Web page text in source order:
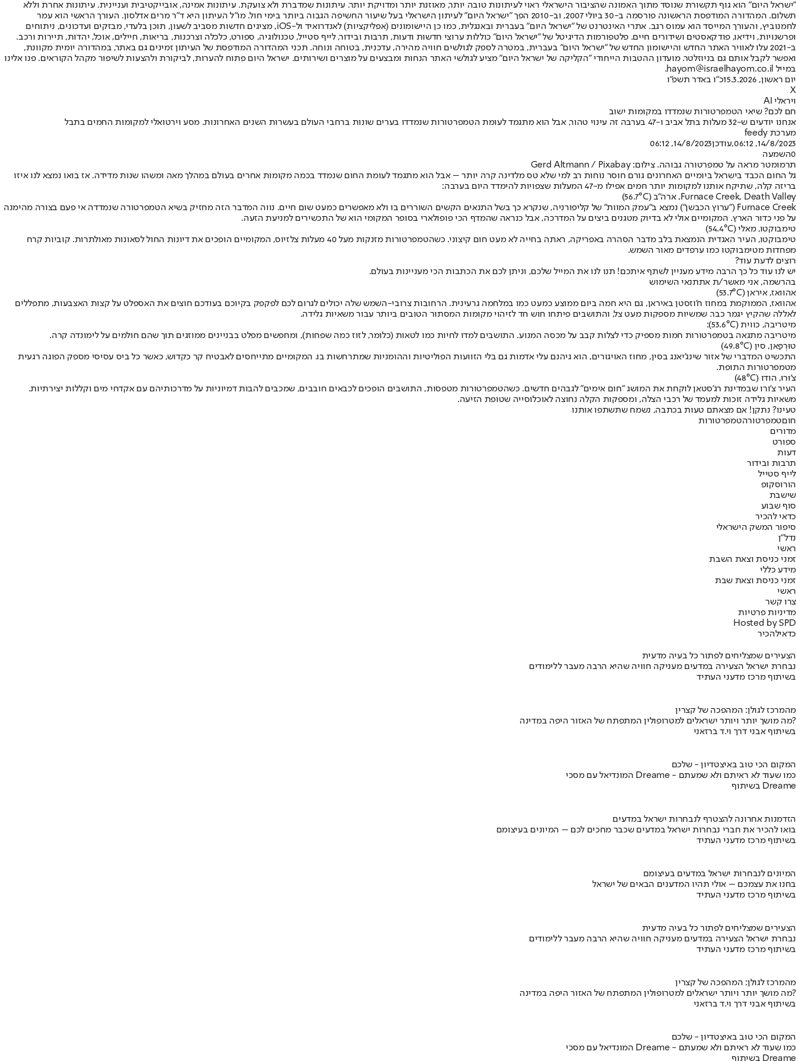
"ישראל היום" הוא גוף תקשורת שנוסד מתוך האמונה שהציבור הישראלי ראוי לעיתונות טובה יותר, מאוזנת יותר ומדויקת יותר. עיתונות שמדברת ולא צועקת. עיתונות אמינה, אובייקטיבית ועניינית. עיתונות אחרת וללא
תשלום. המהדורה המודפסת הראשונה פורסמה ב-30 ביולי 2007, וב-2010 הפך "ישראל היום" לעיתון הישראלי בעל שיעור החשיפה הגבוה ביותר בימי חול. מו"ל העיתון היא ד"ר מרים אדלסון. העורך הראשי הוא עמר
לחמנוביץ, והעורך המייסד הוא עמוס רגב. אתרי האינטרנט של "ישראל היום" בעברית ובאנגלית, כמו כן היישומונים (אפליקציות) לאנדרואיד ול-iOS, מציגים חדשות מסביב לשעון, תוכן בלעדי, מבזקים ועדכונים, ניתוחים
ופרשנויות, וידיאו, פודקאסטים ושידורים חיים. פלטפורמות הדיגיטל של "ישראל היום" כוללות ערוצי חדשות ודעות, תרבות ובידור, לייף סטייל, טכנולוגיה, ספורט, כלכלה וצרכנות, בריאות, חיילים, אוכל, יהדות, תיירות ורכב.
ב-2021 עלו לאוויר האתר החדש והיישומון החדש של "ישראל היום" בעברית, במטרה לספק לגולשים חוויה מהירה, עדכנית, בטוחה ונוחה. תכני המהדורה המודפסת של העיתון זמינים גם באתר, במהדורה יומית מקוונת,
ואפשר לקבל אותם גם בניוזלטר. מועדון ההטבות הייחודי "הקליקה של ישראל היום" מציע לגולשי האתר הנחות ומבצעים על מוצרים ושירותים. ישראל היום פתוח להערות, לביקורת ולהצעות לשיפור מקהל הקוראים. פנו אלינו
במייל hayom@israelhayom.co.il.
יום ראשון, 15.3.2026
כ"ו באדר תשפ"ו
X
ויראלי AI
חם לכם? שיאי הטמפרטורות שנמדדו במקומות ישוב
אנחנו יודעים ש-32 מעלות בתל אביב ו-47 בערבה זה עינוי טהור, אבל הוא מתגמד לעומת הטמפרטורות שנמדדו בערים שונות ברחבי העולם בעשרות השנים האחרונות. מסע וירטואלי למקומות החמים בתבל
מערכת feedy
14/8/2023, 06:12
,עודכן14/8/2023, 06:12
0השמעה
תרמומטר מראה על טמפרטורה גבוהה. צילום: Gerd Altmann / Pixabay
גל החום הכבד בישראל ביומיים האחרונים גורם חוסר נוחות רב למי שלא טס מלדינה קרה יותר – אבל הוא מתגמד לעומת החום שנמדד בכמה מקומות אחרים בעולם במהלך מאה ומשהו שנות מדידה. אז בואו נמצא לנו איזו
בריזה קלה, שתיקח אותנו למקומות יותר חמים אפילו מ-47 המעלות שצפויות להימדד היום בערבה:
Furnace Creek, Death Valley, ארה"ב (56.7°C)
Furnace Creek ("ערוץ הכבשן") נמצא ב"עמק המוות" של קליפורניה, שנקרא כך בשל התנאים הקשים השוררים בו ולא מאפשרים כמעט שום חיים. נווה המדבר הזה מחזיק בשיא הטמפרטורה שנמדדה אי פעם בצורה מהימנה
על פני כדור הארץ. המקומיים אולי לא בדיוק מטגנים ביצים על המדרכה, אבל כנראה שהמדף הכי פופולארי בסופר המקומי הוא של התכשירים למניעת הזעה.
טימבוקטו, מאלי (54.4°C)
טימבוקטו, העיר האגדית הנמצאת בלב מדבר הסהרה באפריקה, ראתה בחייה לא מעט חום קיצוני. כשהטמפרטורות מזנקות מעל 40 מעלות צלזיוס, המקומיים הופכים את דיונות החול לסאונות מאולתרות. קוביות קרח
מפחדות מטימבוקטו כמו ערפדים מאור השמש.
רוצים לדעת עוד?
יש לנו עוד כל כך הרבה מידע מעניין לשתף איתכם! תנו לנו את המייל שלכם, וניתן לכם את הכתבות הכי מעניינות בעולם.
בהרשמה, אני מאשר/ת אתתנאי השימוש
אהוואז, איראן (53.7°C)
אהוואז, הממוקמת במחוז ח'וזסטן באיראן, גם היא חמה ביום ממוצע כמעט כמו במלחמה גרעינית. הרחובות צרובי-השמש שלה יכולים לגרום לכם לפקפק בקיוכם בעודכם חוצים את האספלט על קצות האצבעות, מתפללים
לאללה שהקיץ יגמר כבר. שמשיות מספקות מעט צל, והתושבים פיתחו חוש חד לזיהוי מקומות המסתור הטובים ביותר עבור משאיות גלידה.
מיטריבה, כווית (53.6°C):
מיטריבה מתגאה בטמפרטורות חמות מספיק כדי לצלות קבב על מכסה המנוע. התושבים למדו לחיות כמו לטאות (כלומר, לזוז כמה שפחות), ומחפשים מפלט בבניינים ממוזגים תוך שהם חולמים על לימונדה קרה.
טוּרְפַּאן, סין (49.8°C)
התכשיט המדברי של אזור שינג'יאנג בסין, מחוז האויגורים, הוא גיהנם עלי אדמות גם בלי הזוועות הפוליטיות וההומניות שמתרחשות בו. המקומיים מתייחסים לאבטיח קר כקדוש, כאשר כל ביס עסיסי מספק הפוגה רגעית
מטמפרטורות התופת.
צ’וּרוּ, הודו (48°C)
העיר צ’ורו שבמדינת רג'סטאן לוקחת את המושג "חום אימים" לגבהים חדשים. כשהטמפרטורות מטפסות, התושבים הופכים לכבאים חובבים, שמכבים להבות דמיוניות על מדרכותיהם עם אקדחי מים וקללות יצירתיות.
משאיות גלידה זוכות למעמד של רכבי הצלה, ומספקות הקלה נחוצה לאוכלוסייה שטופת הזיעה.
טעינו? נתקן! אם מצאתם טעות בכתבה, נשמח שתשתפו אותנו
חוםטמפרטורהטמפרטורות
מדורים
ספורט
דעות
תרבות ובידור
לייף סטייל
הורוסקופ
שישבת
סוף שבוע
כדאי להכיר
סיפור המשק הישראלי
נדל"ן
ראשי
זמני כניסת וצאת השבת
מידע כללי
זמני כניסת וצאת שבת
ראשי
צרו קשר
מדיניות פרטיות
Hosted by SPD
כדאילהכיר
הצעירים שמצליחים לפתור כל בעיה מדעית
נבחרת ישראל הצעירה במדעים מעניקה חוויה שהיא הרבה מעבר ללימודים
בשיתוף מרכז מדעני העתיד
מהמרכז לגולן: המהפכה של קצרין
מה מושך יותר ויותר ישראלים למטרופולין המתפתח של האזור היפה במדינה?
בשיתוף אבני דרך וי.ד ברזאני
המקום הכי טוב באיצטדיון - שלכם
המונדיאל עם מסכי Dreame - כמו שעוד לא ראיתם ולא שמעתם
בשיתוף Dreame
הזדמנות אחרונה להצטרף לנבחרות ישראל במדעים
בואו להכיר את חברי נבחרות ישראל במדעים שכבר מחכים לכם – המיונים בעיצומם
בשיתוף מרכז מדעני העתיד
המיונים לנבחרות ישראל במדעים בעיצומם
בחנו את עצמכם – אולי תהיו המדענים הבאים של ישראל
בשיתוף מרכז מדעני העתיד
הצעירים שמצליחים לפתור כל בעיה מדעית
נבחרת ישראל הצעירה במדעים מעניקה חוויה שהיא הרבה מעבר ללימודים
בשיתוף מרכז מדעני העתיד
מהמרכז לגולן: המהפכה של קצרין
מה מושך יותר ויותר ישראלים למטרופולין המתפתח של האזור היפה במדינה?
בשיתוף אבני דרך וי.ד ברזאני
המקום הכי טוב באיצטדיון - שלכם
המונדיאל עם מסכי Dreame - כמו שעוד לא ראיתם ולא שמעתם
בשיתוף Dreame